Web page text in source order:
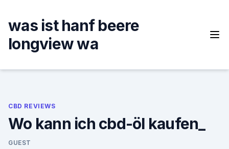
content
was ist hanf beere
longview wa
CBD REVIEWS
Wo kann ich cbd-öl kaufen_
GUEST